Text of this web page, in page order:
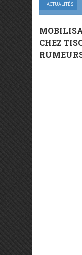
ACTUALITÉS
CHEZ